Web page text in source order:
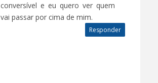
conversível e eu quero ver quem
vai passar por cima de mim.
Responder